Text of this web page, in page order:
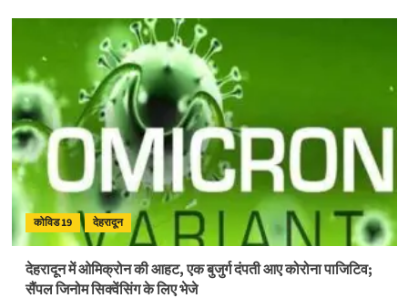
ओमिक्रोन
लेकर
ने
किया
आगाह,
कहा-
रूम’
हो
एक्टिव;
नाइट
कर्फ्यू
पर
भी
विचार
कोविड 19 देहरादून
देहरादून में ओमिक्रोन की आहट, एक बुजुर्ग दंपती आए कोरोना पाजिटिव;
सैंपल जिनोम सिक्वेंसिंग के लिए भेजे